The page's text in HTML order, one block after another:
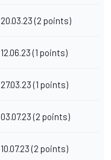
20.03.23 (2 points)
12.06.23 (1 points)
27.03.23 (1 points)
03.07.23 (2 points)
10.07.23 (2 points)